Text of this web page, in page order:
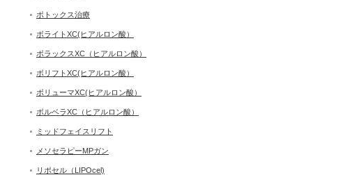
ボトックス治療
ボライトXC(ヒアルロン酸）
ボラックスXC（ヒアルロン酸）
ボリフトXC(ヒアルロン酸）
ボリューマXC(ヒアルロン酸）
ボルベラXC（ヒアルロン酸）
ミッドフェイスリフト
メソセラピーMPガン
リポセル（LIPOcel)